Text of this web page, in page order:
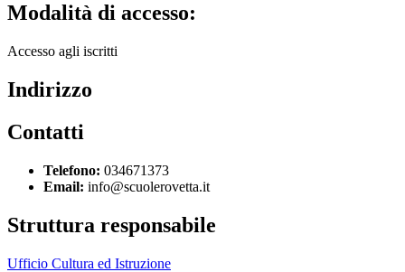
Modalità di accesso:
Accesso agli iscritti
Indirizzo
Contatti
Telefono: 034671373
Email: info@scuolerovetta.it
Struttura responsabile
Ufficio Cultura ed Istruzione